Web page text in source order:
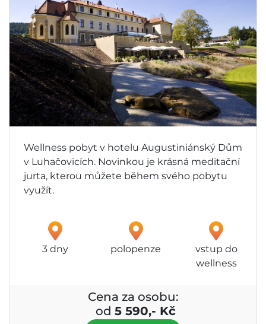
Wellness pobyt v hotelu Augustiniánský Dům
v Luhačovicích. Novinkou je krásná meditační
jurta, kterou můžete během svého pobytu
využít.
3 dny polopenze
vstup do
wellness
Cena za osobu:
od 5 590,- Kč